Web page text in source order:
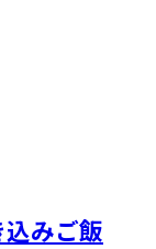
みご飯